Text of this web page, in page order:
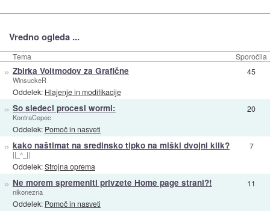
Vredno ogleda ...
Tema Sporočila
» Zbirka Voltmodov za Grafične
WinsuckeR
Oddelek: Hlajenje in modifikacije
45
» So sledeci procesi wormi:
KontraCepec
Oddelek: Pomoč in nasveti
20
» kako naštimat na sredinsko tipko na miški dvojni klik?
||_^_||
Oddelek:Strojna oprema
7
» Ne morem spremeniti privzete Home page strani?!
nikonezna
Oddelek: Pomoč in nasveti
11